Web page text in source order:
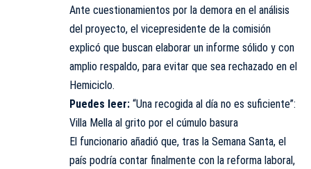
Ante cuestionamientos por la demora en el análisis
del proyecto, el vicepresidente de la comisión
explicó que buscan elaborar un informe sólido y con
amplio respaldo, para evitar que sea rechazado en el
Hemiciclo.
Puedes leer: “Una recogida al día no es suficiente”:
Villa Mella al grito por el cúmulo basura
El funcionario añadió que, tras la Semana Santa, el
país podría contar finalmente con la reforma laboral,